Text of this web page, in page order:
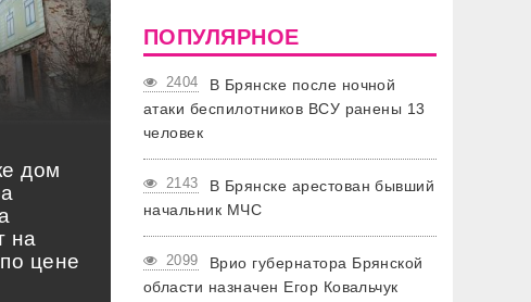
дом
на
цене
ПОПУЛЯРНОЕ
2404
В Брянске после ночной
атаки беспилотников ВСУ ранены 13
человек
2143
В Брянске арестован бывший
начальник МЧС
2099
Врио губернатора Брянской
области назначен Егор Ковальчук